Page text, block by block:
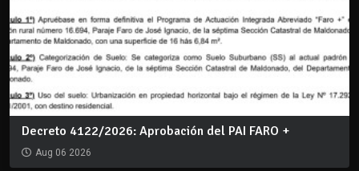
Decreto 4122/2026: Aprobación del PAI FARO +
Aug 06 2026